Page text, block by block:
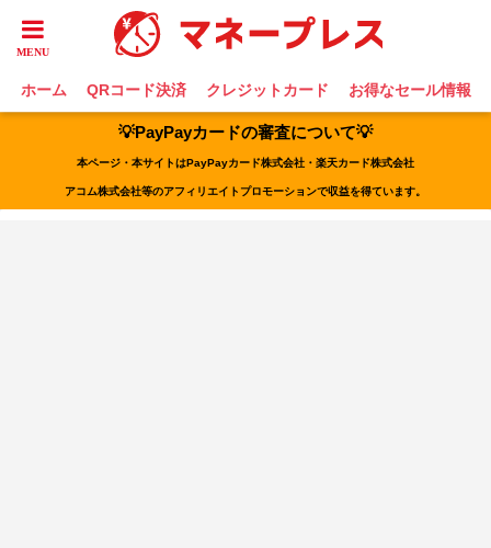
ホーム QRコード決済 クレジットカード お得なセール情報
💡PayPayカードの審査について💡
本ページ・本サイトはPayPayカード株式会社・楽天カード株式会社
アコム株式会社等のアフィリエイトプロモーションで収益を得ています。